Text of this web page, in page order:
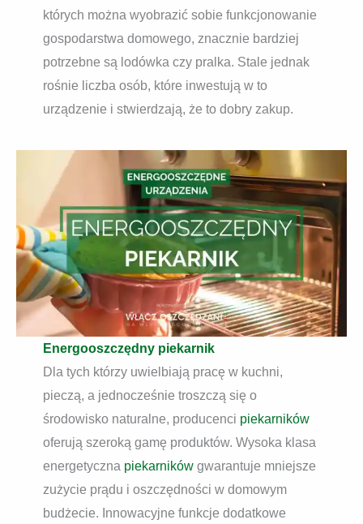
których można wyobrazić sobie funkcjonowanie
gospodarstwa domowego, znacznie bardziej
potrzebne są lodówka czy pralka. Stale jednak
rośnie liczba osób, które inwestują w to
urządzenie i stwierdzają, że to dobry zakup.
Energooszczędny piekarnik
Dla tych którzy uwielbiają pracę w kuchni,
pieczą, a jednocześnie troszczą się o
środowisko naturalne, producenci piekarników
oferują szeroką gamę produktów. Wysoka klasa
energetyczna piekarnikówgwarantuje mniejsze
zużycie prądu i oszczędności w domowym
budżecie. Innowacyjne funkcje dodatkowe